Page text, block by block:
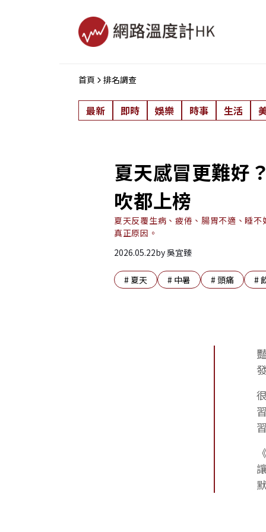
首頁 排名調查
最新 即時 娛樂 時事 生活
夏天感冒更難好
吹都上榜
夏天反覆生病、疲倦、腸胃不適、睡
真正原因。
2026.05.22by吳宜臻
# 夏天 # 中暑 # 頭痛 #